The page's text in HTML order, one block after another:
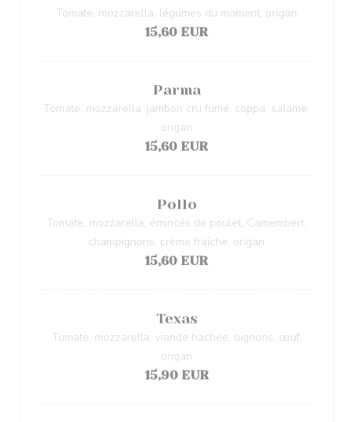
Tomate, mozzarella, légumes du moment, origan
15,60 EUR
Parma
Tomate, mozzarella, jambon cru fumé, coppa, salame,
origan
15,60 EUR
Pollo
Tomate, mozzarella, émincés de poulet, Camembert,
champignons, crème fraîche, origan
15,60 EUR
Texas
Tomate, mozzarella, viande hachée, oignons, œuf,
origan
15,90 EUR